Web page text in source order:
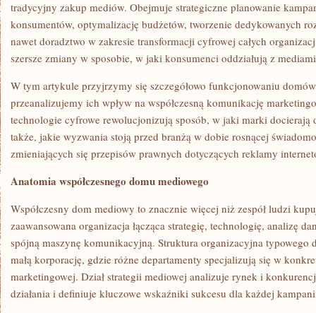
tradycyjny zakup mediów. Obejmuje strategiczne planowanie
konsumentów, optymalizację budżetów, tworzenie dedykowanych
nawet doradztwo w zakresie transformacji cyfrowej całych
szersze zmiany w sposobie, w jaki konsumenci oddziałują z
W tym artykule przyjrzymy się szczegółowo funkcjonowaniu
przeanalizujemy ich wpływ na współczesną komunikację
technologie cyfrowe rewolucjonizują sposób, w jaki marki
także, jakie wyzwania stoją przed branżą w dobie rosnącej
zmieniających się przepisów prawnych dotyczących reklamy
Anatomia współczesnego domu mediowego
Współczesny dom mediowy to znacznie więcej niż zespół ludzi
zaawansowana organizacja łącząca strategię, technologię, analizę
spójną maszynę komunikacyjną. Struktura organizacyjna typowego
małą korporację, gdzie różne departamenty specjalizują się w
marketingowej. Dział strategii mediowej analizuje rynek i
działania i definiuje kluczowe wskaźniki sukcesu dla każdej